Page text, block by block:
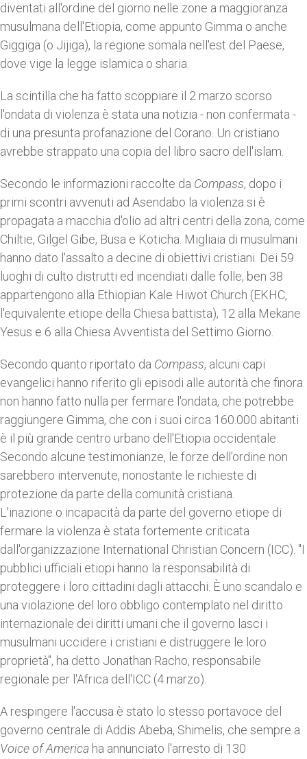
diventati all'ordine del giorno nelle zone a maggioranza
musulmana dell'Etiopia, come appunto Gimma o anche
Giggiga (o Jijiga), la regione somala nell'est del Paese,
dove vige la legge islamica o sharia.
La scintilla che ha fatto scoppiare il 2 marzo scorso
l'ondata di violenza è stata una notizia - non confermata -
di una presunta profanazione del Corano. Un cristiano
avrebbe strappato una copia del libro sacro dell'islam.
Secondo le informazioni raccolte da Compass, dopo i
primi scontri avvenuti ad Asendabo la violenza si è
propagata a macchia d'olio ad altri centri della zona, come
Chiltie, Gilgel Gibe, Busa e Koticha. Migliaia di musulmani
hanno dato l'assalto a decine di obiettivi cristiani. Dei 59
luoghi di culto distrutti ed incendiati dalle folle, ben 38
appartengono alla Ethiopian Kale Hiwot Church (EKHC,
l'equivalente etiope della Chiesa battista), 12 alla Mekane
Yesus e 6 alla Chiesa Avventista del Settimo Giorno.
Secondo quanto riportato da Compass, alcuni capi
evangelici hanno riferito gli episodi alle autorità che finora
non hanno fatto nulla per fermare l'ondata, che potrebbe
raggiungere Gimma, che con i suoi circa 160.000 abitanti
è il più grande centro urbano dell'Etiopia occidentale.
Secondo alcune testimonianze, le forze dell'ordine non
sarebbero intervenute, nonostante le richieste di
protezione da parte della comunità cristiana.
L'inazione o incapacità da parte del governo etiope di
fermare la violenza è stata fortemente criticata
dall'organizzazione International Christian Concern (ICC). "I
pubblici ufficiali etiopi hanno la responsabilità di
proteggere i loro cittadini dagli attacchi. È uno scandalo e
una violazione del loro obbligo contemplato nel diritto
internazionale dei diritti umani che il governo lasci i
musulmani uccidere i cristiani e distruggere le loro
proprietà", ha detto Jonathan Racho, responsabile
regionale per l'Africa dell'ICC (4 marzo).
A respingere l'accusa è stato lo stesso portavoce del
governo centrale di Addis Abeba, Shimelis, che sempre a
Voice of America ha annunciato l'arresto di 130